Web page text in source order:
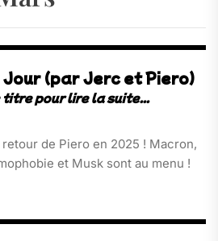
(par Jerc et Piero)
retour de Piero en 2025 ! Macron,
et Musk sont au menu !